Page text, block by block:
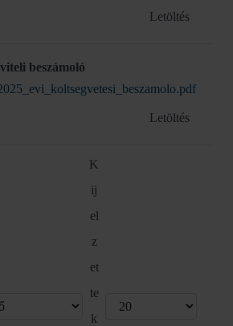
Letöltés
beszámoló
Letöltés
K
ij
el
z
et
te
k